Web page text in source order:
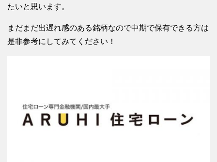
たいと思います。
まだまだ出遅れ感のある銘柄なので中期で保有できる方は
是非参考にしてみてください！